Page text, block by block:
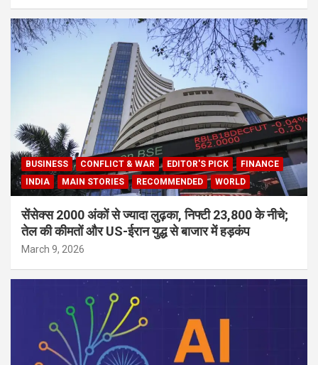
BUSINESS CONFLICT & WAR EDITOR'S PICK
FINANCE
INDIA
MAIN STORIES RECOMMENDED WORLD
सेंसेक्स 2000 अंकों से ज्यादा लुढ़का, निफ्टी 23,800 के नीचे;
तेल की कीमतों और US-ईरान युद्ध से बाजार में हड़कंप
March 9, 2026